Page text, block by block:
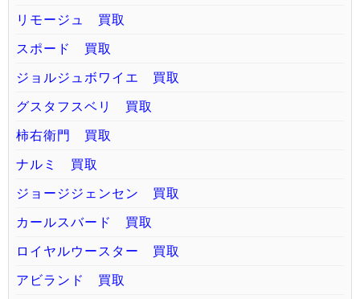
リモージュ 買取
スポード 買取
ジョルジュボワイエ 買取
グスタフスベリ 買取
柿右衛門 買取
ナルミ 買取
ジョージジェンセン 買取
カールスバード 買取
ロイヤルウースター 買取
アビランド 買取